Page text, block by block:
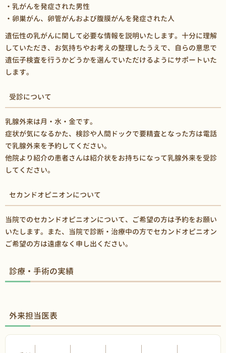
・乳がんを発症された男性
・卵巣がん、卵管がんおよび腹膜がんを発症された人
遺伝性の乳がんに関して必要な情報を説明いたします。十分に理解
していただき、お気持ちやお考えの整理したうえで、自らの意思で
遺伝子検査を行うかどうかを選んでいただけるようにサポートいた
します。
受診について
乳腺外来は月・水・金です。
症状が気になるかた、検診や人間ドックで要精査となった方は電話
で乳腺外来を予約してください。
他院より紹介の患者さんは紹介状をお持ちになって乳腺外来を受診
してください。
セカンドオピニオンについて
当院でのセカンドオピニオンについて、ご希望の方は予約をお願い
いたします。また、当院で診断・治療中の方でセカンドオピニオン
ご希望の方は遠慮なく申し出ください。
診療・手術の実績
外来担当医表